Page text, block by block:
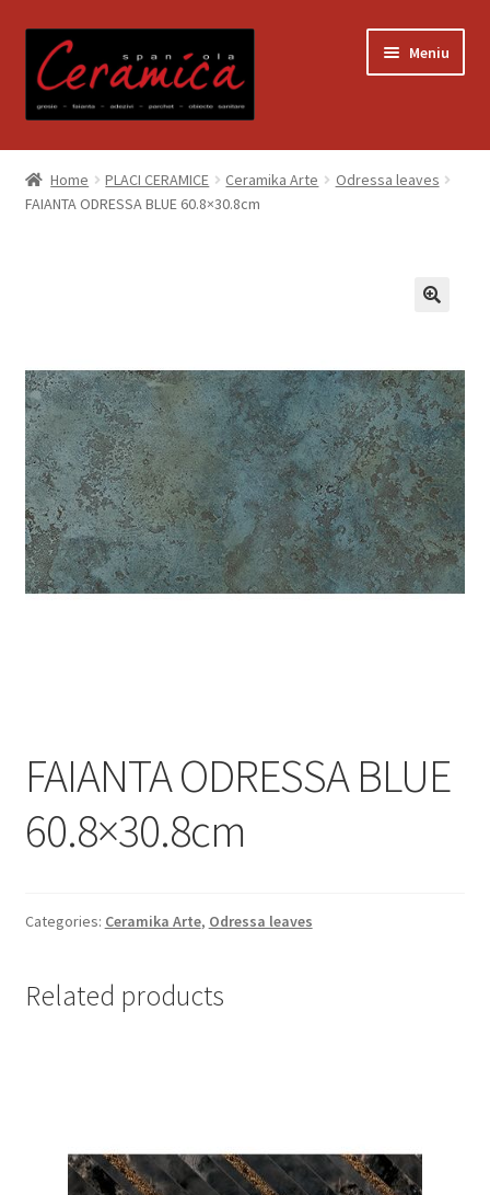
la
navigare
la
conținut
Meniu
Prima pagină
Blog
Coș
Despre noi
Informatii
Plata si Livrare
Magazin
Plată
Home PLACI CERAMICE Ceramika Arte
Odressa leaves
FAIANTA ODRESSA BLUE 60.8×30.8cm
FAIANTA ODRESSA BLUE
60.8×30.8cm
Categories: Ceramika Arte, Odressa leaves
Related products